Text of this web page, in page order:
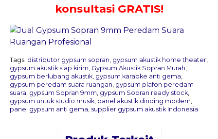
konsultasi GRATIS!
Tags: distributor gypsum sopran gypsum akustik home theater
gypsum akustik siap kirim Gypsum Akustik Sopran Murah
gypsum berlubang akustik gypsum karaoke anti gema
gypsum peredam suara ruangan gypsum plafon peredam
suara gypsum Sopran 9mm gypsum Sopran ready stock
gypsum untuk studio musik panel akustik dinding modern
panel gypsum anti gema supplier gypsum akustik Indonesia